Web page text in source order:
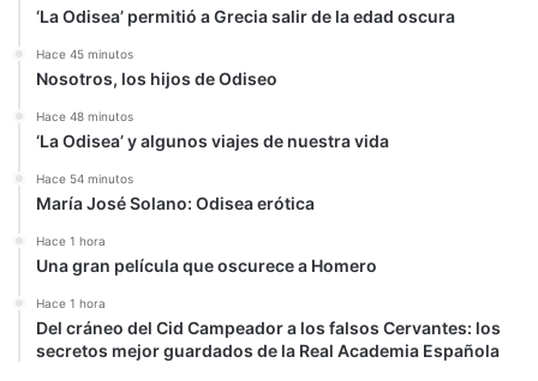
‘La Odisea’ permitió a Grecia salir de la edad oscura
Hace 45 minutos
Nosotros, los hijos de Odiseo
Hace 48 minutos
‘La Odisea’ y algunos viajes de nuestra vida
Hace 54 minutos
María José Solano: Odisea erótica
Hace 1 hora
Una gran película que oscurece a Homero
Hace 1 hora
Del cráneo del Cid Campeador a los falsos Cervantes: los
secretos mejor guardados de la Real Academia Española